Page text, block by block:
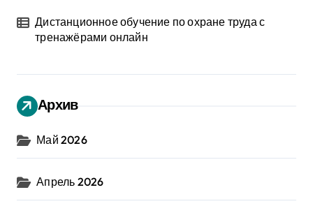
Дистанционное обучение по охране труда с
тренажёрами онлайн
Архив
Май 2026
Апрель 2026